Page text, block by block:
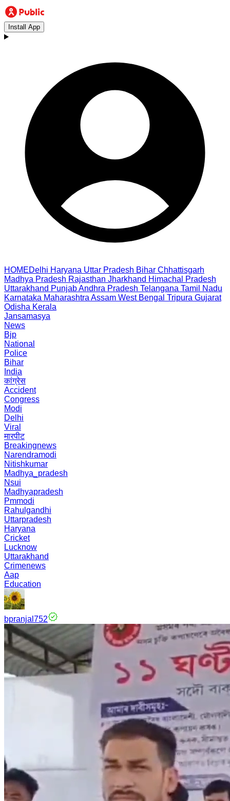
Install App
HOMEDelhi Haryana Uttar Pradesh Bihar Chhattisgarh
Madhya Pradesh Rajasthan Jharkhand Himachal Pradesh
Uttarakhand PunjabAndhra Pradesh Telangana Tamil Nadu
Karnataka Maharashtra Assam West Bengal Tripura Gujarat
Odisha Kerala
Jansamasya
News
Bjp
National
Police
Bihar
India
कांग्रेस
Accident
Congress
Modi
Delhi
Viral
मारपीट
Breakingnews
Narendramodi
Nitishkumar
Madhya_pradesh
Nsui
Madhyapradesh
Pmmodi
Rahulgandhi
Uttarpradesh
Haryana
Cricket
Lucknow
Uttarakhand
Crimenews
Aap
Education
bpranjal752